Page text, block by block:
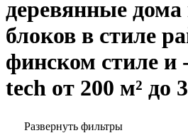
деревянные дома
блоков в стиле
финском стиле и
tech от 200 м² до
Развернуть фильтры